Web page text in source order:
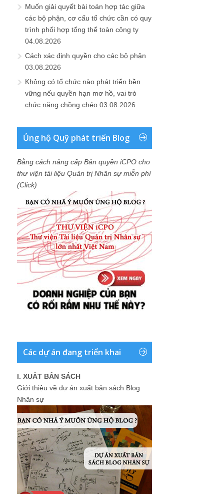
Muốn giải quyết bài toán hợp tác giữa
các bộ phận, cơ cấu tổ chức cần có quy
trình phối hợp tổng thể toàn công ty
04.08.2026
Cách xác định quyền cho các bộ phận
03.08.2026
Không có tổ chức nào phát triển bền
vững nếu quyền hạn mơ hồ, vai trò
chức năng chồng chéo 03.08.2026
Ủng hộ Quỹ phát triển Blog
Bằng cách nâng cấp Bản quyền iCPO cho
thư viện tài liệu Quản trị Nhân sự miễn phí
(Click)
Các dự án đang triển khai
I. XUẤT BẢN SÁCH
Giới thiệu về dự án xuất bản sách Blog
Nhân sự